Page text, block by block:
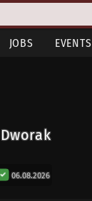
JOBS EVENTS
06.08.2026